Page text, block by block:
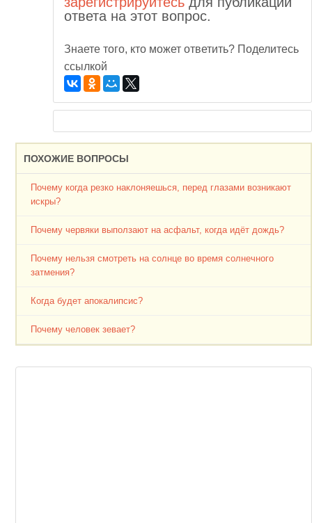
ответа на этот вопрос.
Знаете того, кто может ответить? Поделитесь
ссылкой
ПОХОЖИЕ ВОПРОСЫ
Почему когда резко наклоняешься, перед глазами возникают
искры?
Почему червяки выползают на асфальт, когда идёт дождь?
Почему нельзя смотреть на солнце во время солнечного
затмения?
Когда будет апокалипсис?
Почему человек зевает?